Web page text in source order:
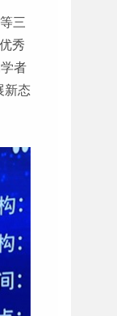
三
秀
者
新态